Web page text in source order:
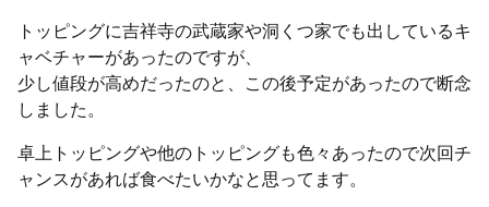
トッピングに吉祥寺の武蔵家や洞くつ家でも出しているキ
ャベチャーがあったのですが、
少し値段が高めだったのと、この後予定があったので断念
しました。
卓上トッピングや他のトッピングも色々あったので次回チ
ャンスがあれば食べたいかなと思ってます。